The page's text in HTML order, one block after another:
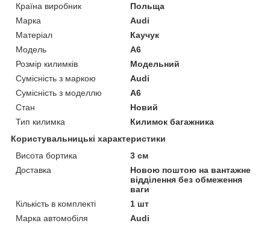
Країна виробник
Польща
Марка
Audi
Матеріал
Каучук
Модель
A6
Розмір килимків
Модельний
Сумісність з маркою
Audi
Сумісність з моделлю
A6
Стан
Новий
Тип килимка
Килимок багажника
Користувальницькі характеристики
Висота бортика
3 см
Доставка
Новою поштою на вантажне
відділення без обмеження
ваги
Кількість в комплекті
1 шт
Марка автомобіля
Audi